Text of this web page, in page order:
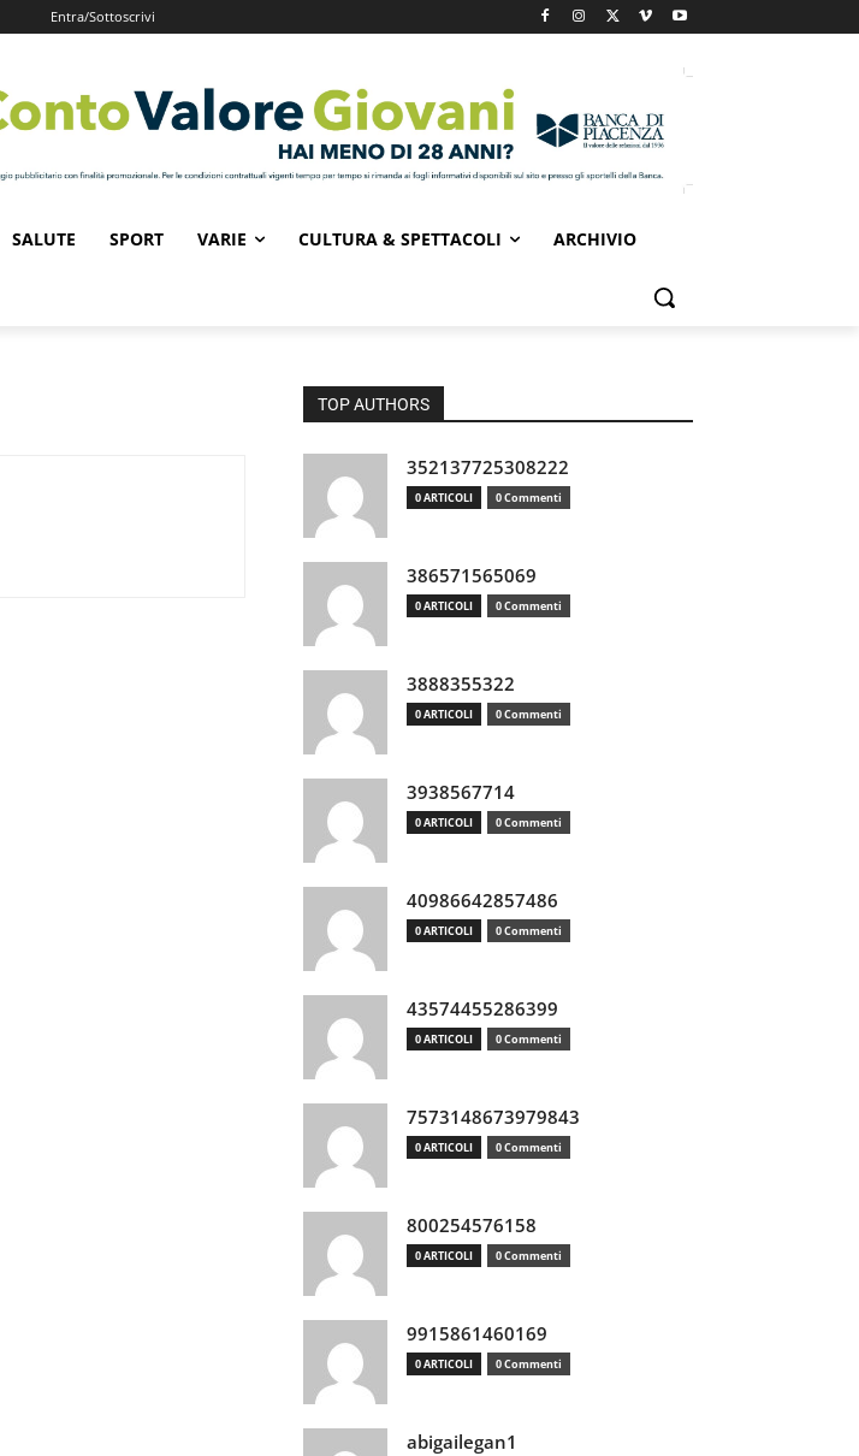
Entra/Sottoscrivi
SALUTE SPORT VARIE CULTURA & SPETTACOLI ARCHIVIO
TOP AUTHORS
352137725308222
0 ARTICOLI 0 Commenti
386571565069
0 ARTICOLI 0 Commenti
3888355322
0 ARTICOLI 0 Commenti
3938567714
0 ARTICOLI 0 Commenti
40986642857486
0 ARTICOLI 0 Commenti
43574455286399
0 ARTICOLI 0 Commenti
7573148673979843
0 ARTICOLI 0 Commenti
800254576158
0 ARTICOLI 0 Commenti
9915861460169
0 ARTICOLI 0 Commenti
abigailegan1